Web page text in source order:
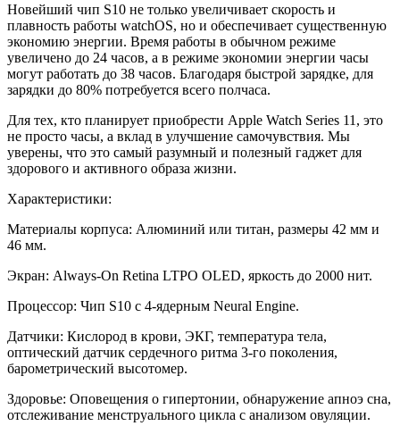
Новейший чип S10 не только увеличивает скорость и
плавность работы watchOS, но и обеспечивает существенную
экономию энергии. Время работы в обычном режиме
увеличено до 24 часов, а в режиме экономии энергии часы
могут работать до 38 часов. Благодаря быстрой зарядке, для
зарядки до 80% потребуется всего полчаса.
Для тех, кто планирует приобрести Apple Watch Series 11, это
не просто часы, а вклад в улучшение самочувствия. Мы
уверены, что это самый разумный и полезный гаджет для
здорового и активного образа жизни.
Характеристики:
Материалы корпуса: Алюминий или титан, размеры 42 мм и
46 мм.
Экран: Always-On Retina LTPO OLED, яркость до 2000 нит.
Процессор: Чип S10 с 4-ядерным Neural Engine.
Датчики: Кислород в крови, ЭКГ, температура тела,
оптический датчик сердечного ритма 3-го поколения,
барометрический высотомер.
Здоровье: Оповещения о гипертонии, обнаружение апноэ сна,
отслеживание менструального цикла с анализом овуляции.